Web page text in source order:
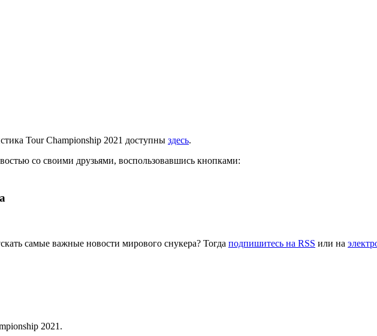
Tour Championship 2021 доступны здесь.
со своими друзьями, воспользовавшись кнопками:
самые важные новости мирового снукера? Тогда подпишитесь на RSS или на
2021.